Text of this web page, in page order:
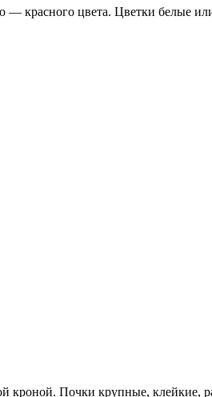
— красного цвета. Цветки белые
кроной. Почки крупные, клейкие,